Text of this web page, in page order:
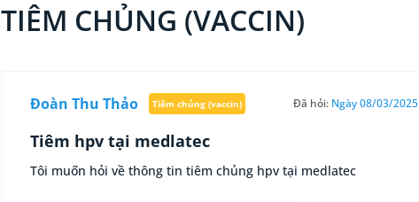
TIÊM CHỦNG (VACCIN)
Đoàn Thu Thảo Tiêm chủng (vaccin) Đã hỏi: Ngày 08/03/2025
Tiêm hpv tại medlatec
Tôi muốn hỏi về thông tin tiêm chủng hpv tại medlatec